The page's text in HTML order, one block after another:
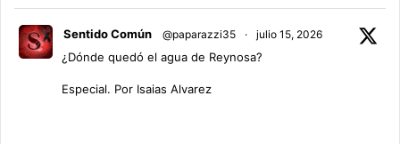
Sentido Común @paparazzi35 · julio 15, 2026
¿Dónde quedó el agua de Reynosa?
Especial. Por Isaias Alvarez